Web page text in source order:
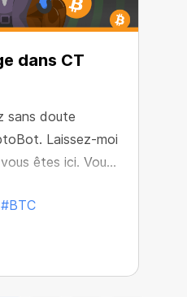
dans CT
sans doute
Laissez-moi
êtes ici. Vous
savez, vous ne
mais vous le
que
monnaie peut
#BTC